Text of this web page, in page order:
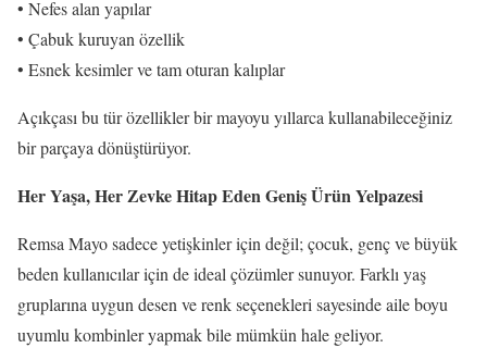
• Nefes alan yapılar
• Çabuk kuruyan özellik
• Esnek kesimler ve tam oturan kalıplar
Açıkçası bu tür özellikler bir mayoyu yıllarca kullanabileceğiniz
bir parçaya dönüştürüyor.
Her Yaşa, Her Zevke Hitap Eden Geniş Ürün Yelpazesi
Remsa Mayo sadece yetişkinler için değil; çocuk, genç ve büyük
beden kullanıcılar için de ideal çözümler sunuyor. Farklı yaş
gruplarına uygun desen ve renk seçenekleri sayesinde aile boyu
uyumlu kombinler yapmak bile mümkün hale geliyor.